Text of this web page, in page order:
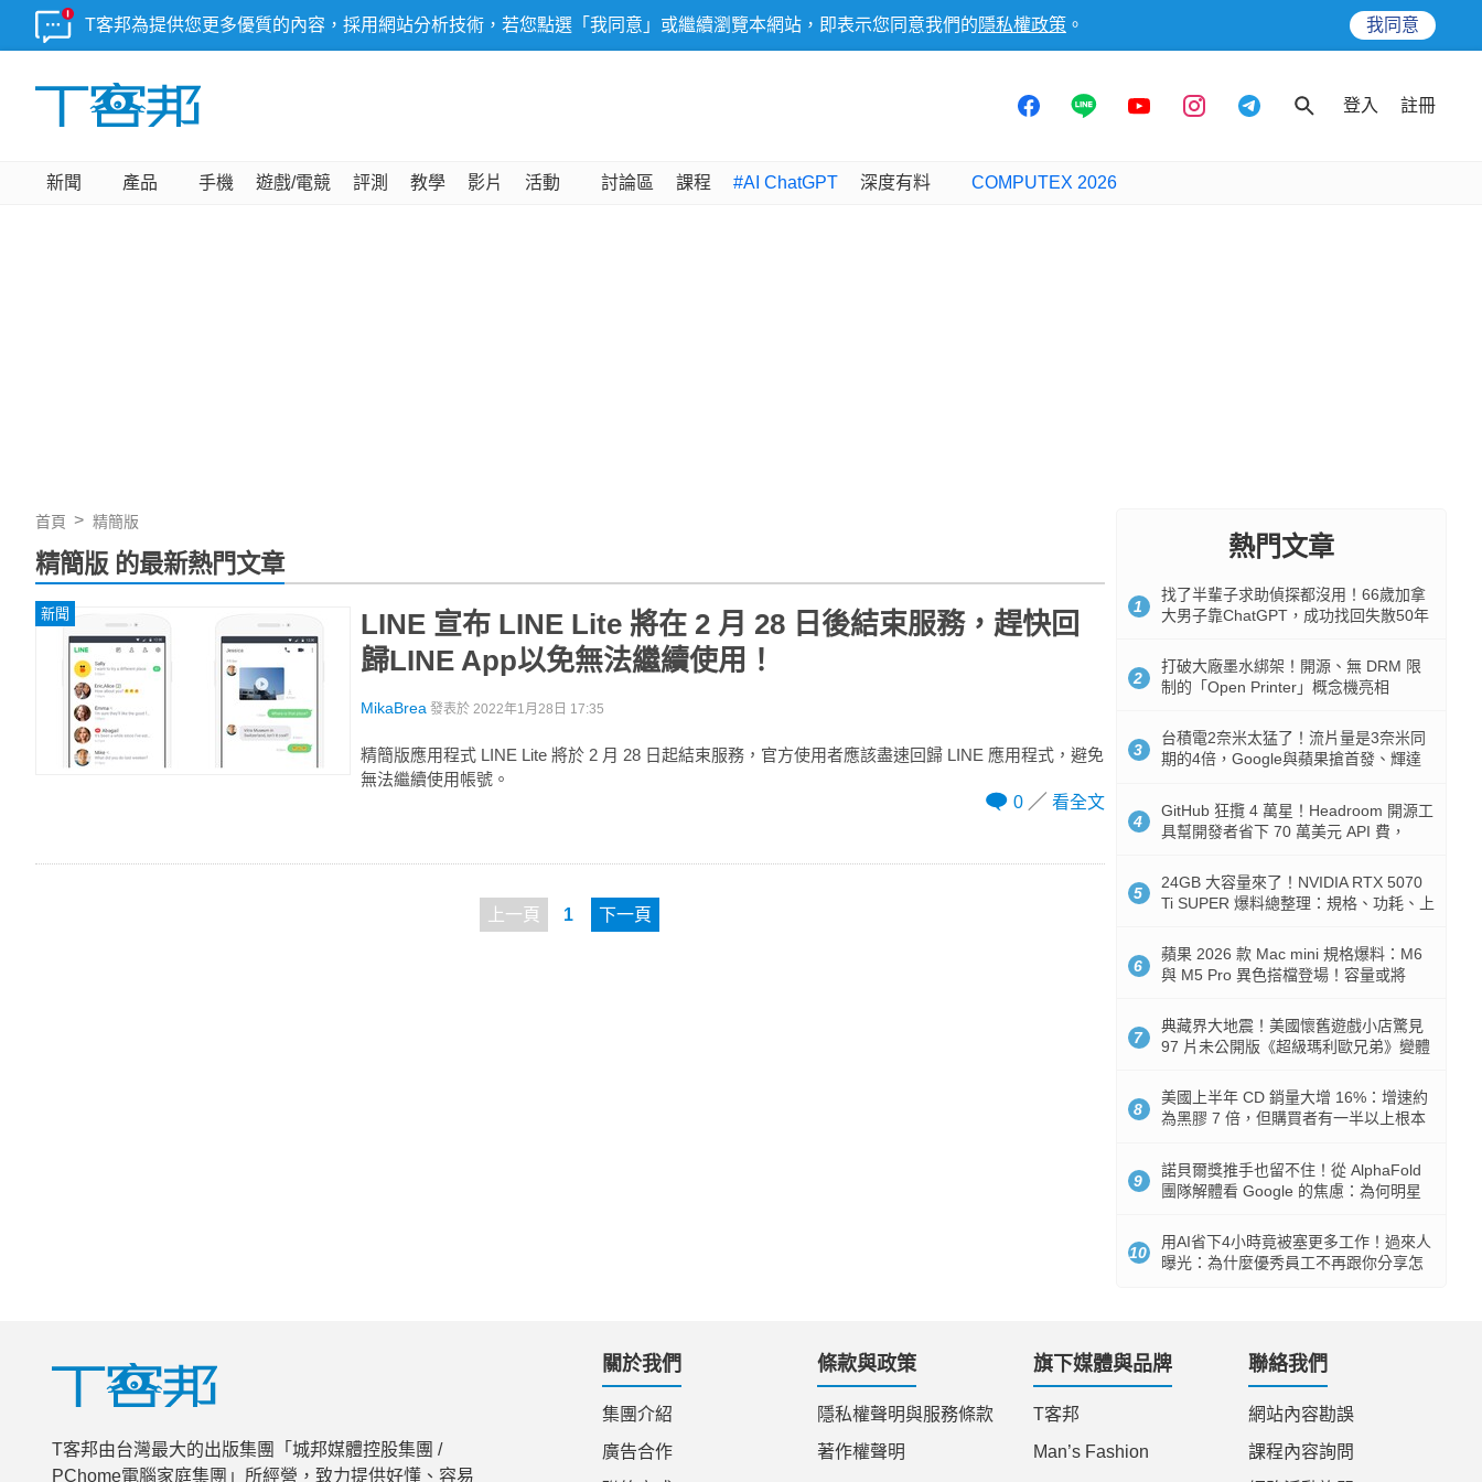
T客邦為提供您更多優質的內容，採用網站分析技術，若您點選「我同意」或繼續瀏覽本網站，即表示您同意我們的 隱私權政策 。 我同意
登入 註冊
新聞 產品 手機 遊戲/電競 評測 教學 影片 活動 討論區 課程 #AI ChatGPT 深度有料 COMPUTEX 2026
首頁 精簡版
精簡版 的最新熱門文章
新聞
LINE 宣布 LINE Lite 將在 2 月 28 日後結束服務，趕快回
歸LINE App以免無法繼續使用！
MikaBrea 發表於 2022年1月28日 17:35
精簡版應用程式 LINE Lite 將於 2 月 28 日起結束服務，官方使用者應該盡速回歸 LINE 應用程式，避免
無法繼續使用帳號。
0
看全文
上一頁 1 下一頁
熱門文章
1
找了半輩子求助偵探都沒用！66歲加拿
大男子靠ChatGPT，成功找回失散50年
2
打破大廠墨水綁架！開源、無 DRM 限
制的「Open Printer」概念機亮相
3
台積電2奈米太猛了！流片量是3奈米同
期的4倍，Google與蘋果搶首發、輝達
4
GitHub 狂攬 4 萬星！Headroom 開源工
具幫開發者省下 70 萬美元 API 費，
5
24GB 大容量來了！NVIDIA RTX 5070
Ti SUPER 爆料總整理：規格、功耗、上
6
蘋果 2026 款 Mac mini 規格爆料：M6
與 M5 Pro 異色搭檔登場！容量或將
7
典藏界大地震！美國懷舊遊戲小店驚見
97 片未公開版《超級瑪利歐兄弟》變體
8
美國上半年 CD 銷量大增 16%：增速約
為黑膠 7 倍，但購買者有一半以上根本
9
諾貝爾獎推手也留不住！從 AlphaFold
團隊解體看 Google 的焦慮：為何明星
10
用AI省下4小時竟被塞更多工作！過來人
曝光：為什麼優秀員工不再跟你分享怎
T客邦由台灣最大的出版集團「城邦媒體控股集團 /
PChome電腦家庭集團」所經營，致力提供好懂、容易
關於我們
集團介紹
廣告合作
條款與政策
隱私權聲明與服務條款
著作權聲明
旗下媒體與品牌
T客邦
Man’s Fashion
聯絡我們
網站內容勘誤
課程內容詢問